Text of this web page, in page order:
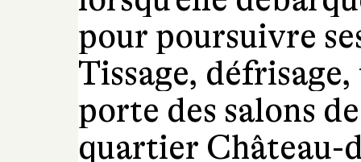
pour poursuivre
Tissage,
porte des salons
quartier Château-